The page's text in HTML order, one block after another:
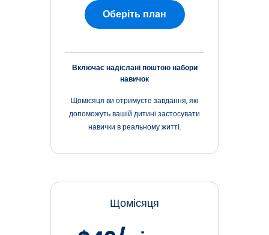
Оберіть план
Включає надіслані поштою набори
навичок
Щомісяця ви отримуєте завдання, які
допоможуть вашій дитині застосувати
навички в реальному житті.
Щомісяця